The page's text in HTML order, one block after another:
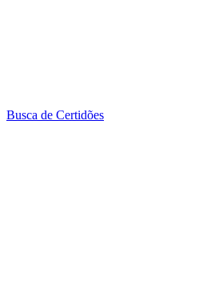
Busca de Certidões